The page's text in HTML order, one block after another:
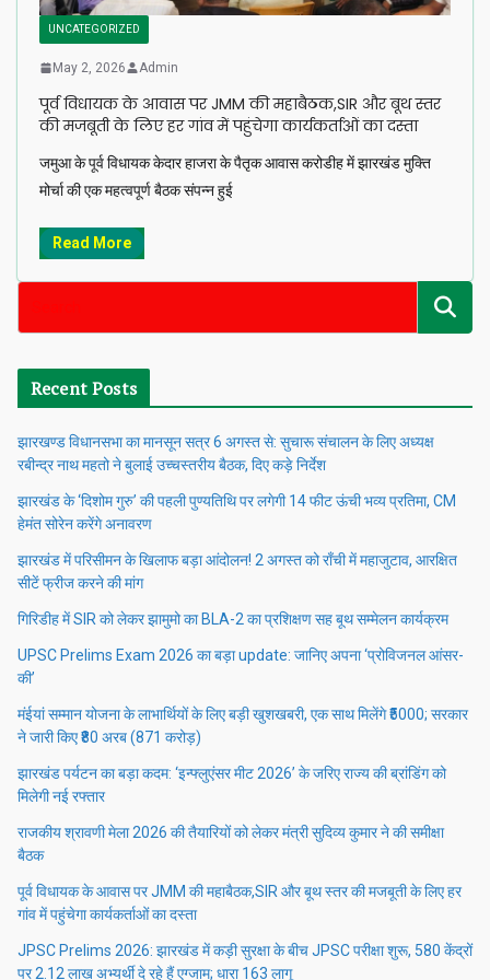
UNCATEGORIZED
May 2, 2026 Admin
पूर्व विधायक के आवास पर JMM की महाबैठक,SIR और बूथ स्तर
की मजबूती के लिए हर गांव में पहुंचेगा कार्यकर्ताओं का दस्ता
जमुआ के पूर्व विधायक केदार हाजरा के पैतृक आवास करोडीह में झारखंड मुक्ति
मोर्चा की एक महत्वपूर्ण बैठक संपन्न हुई
Read More
Recent Posts
झारखण्ड विधानसभा का मानसून सत्र 6 अगस्त से: सुचारू संचालन के लिए अध्यक्ष
रबीन्द्र नाथ महतो ने बुलाई उच्चस्तरीय बैठक, दिए कड़े निर्देश
झारखंड के ‘दिशोम गुरु’ की पहली पुण्यतिथि पर लगेगी 14 फीट ऊंची भव्य प्रतिमा, CM
हेमंत सोरेन करेंगे अनावरण
झारखंड में परिसीमन के खिलाफ बड़ा आंदोलन! 2 अगस्त को राँची में महाजुटाव, आरक्षित
सीटें फ्रीज करने की मांग
गिरिडीह में SIR को लेकर झामुमो का BLA-2 का प्रशिक्षण सह बूथ सम्मेलन कार्यक्रम
UPSC Prelims Exam 2026 का बड़ा update: जानिए अपना ‘प्रोविजनल आंसर-
की’
मंईयां सम्मान योजना के लाभार्थियों के लिए बड़ी खुशखबरी, एक साथ मिलेंगे ₹5000; सरकार
ने जारी किए ₹80 अरब (871 करोड़)
झारखंड पर्यटन का बड़ा कदम: ‘इन्फ्लुएंसर मीट 2026’ के जरिए राज्य की ब्रांडिंग को
मिलेगी नई रफ्तार
राजकीय श्रावणी मेला 2026 की तैयारियों को लेकर मंत्री सुदिव्य कुमार ने की समीक्षा
बैठक
पूर्व विधायक के आवास पर JMM की महाबैठक,SIR और बूथ स्तर की मजबूती के लिए हर
गांव में पहुंचेगा कार्यकर्ताओं का दस्ता
JPSC Prelims 2026: झारखंड में कड़ी सुरक्षा के बीच JPSC परीक्षा शुरू, 580 केंद्रों
पर 2.12 लाख अभ्यर्थी दे रहे हैं एग्जाम; धारा 163 लागू